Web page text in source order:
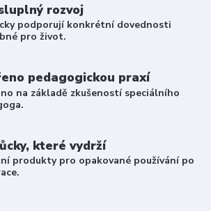
rozvoj
podporují konkrétní dovednosti
pro život.
pedagogickou praxí
na základě zkušeností speciálního
které vydrží
produkty pro opakované používání po